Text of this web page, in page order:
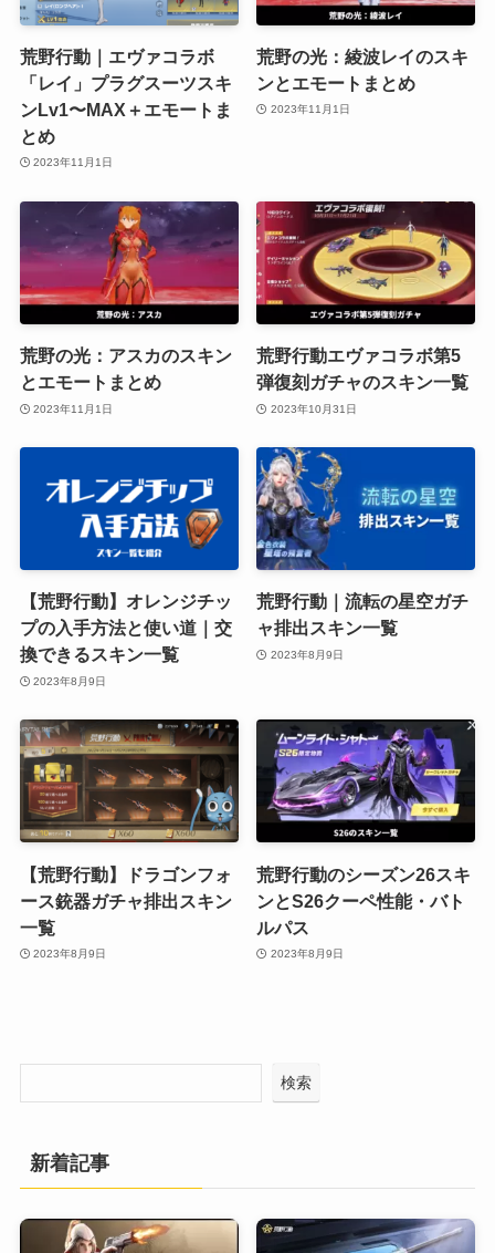
荒野行動｜エヴァコラボ
「レイ」プラグスーツスキ
ンLv1〜MAX＋エモートま
とめ
2023年11月1日
荒野の光：綾波レイのスキ
ンとエモートまとめ
2023年11月1日
荒野の光：アスカのスキン
とエモートまとめ
2023年11月1日
荒野行動エヴァコラボ第5
弾復刻ガチャのスキン一覧
2023年10月31日
【荒野行動】オレンジチッ
プの入手方法と使い道｜交
換できるスキン一覧
2023年8月9日
荒野行動｜流転の星空ガチ
ャ排出スキン一覧
2023年8月9日
【荒野行動】ドラゴンフォ
ース銃器ガチャ排出スキン
一覧
2023年8月9日
荒野行動のシーズン26スキ
ンとS26クーペ性能・バト
ルパス
2023年8月9日
検索
新着記事